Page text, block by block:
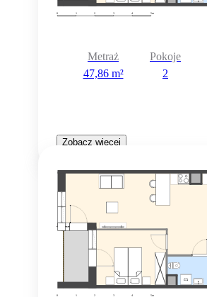
Metraż
47,86 m²
Pokoje
2
Zobacz więcej